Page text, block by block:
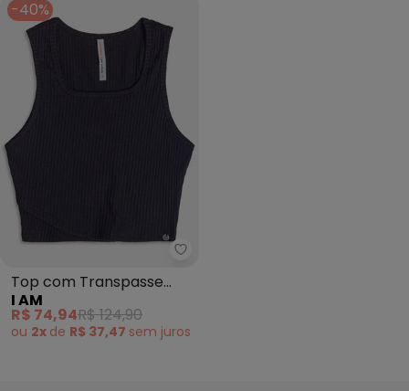
-40%
I Am - Top com Transpasse
Top com Transpasse
(Preto)
I AM
R$ 74,94R$ 124,90
ou 2x de R$ 37,47 sem juros